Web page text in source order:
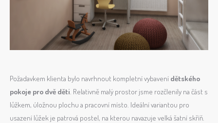
Požadavkem klienta bylo navrhnout kompletní vybavení dětského
pokoje pro dvě děti. Relativně malý prostor jsme rozčlenily na část s
lůžkem, úložnou plochu a pracovní místo. Ideální variantou pro
usazení lůžek je patrová postel, na kterou navazuje velká šatní skříň.